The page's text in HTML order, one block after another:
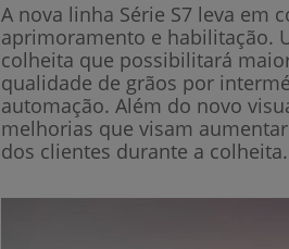
A nova linha Série S7 leva em
aprimoramento e habilitação.
colheita que possibilitará
qualidade de grãos por
automação. Além do novo
melhorias que visam
dos clientes durante a colheita.